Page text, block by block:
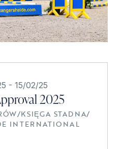
- 15/02/25
2025
/KSIĘGA STADNA/
INTERNATIONAL